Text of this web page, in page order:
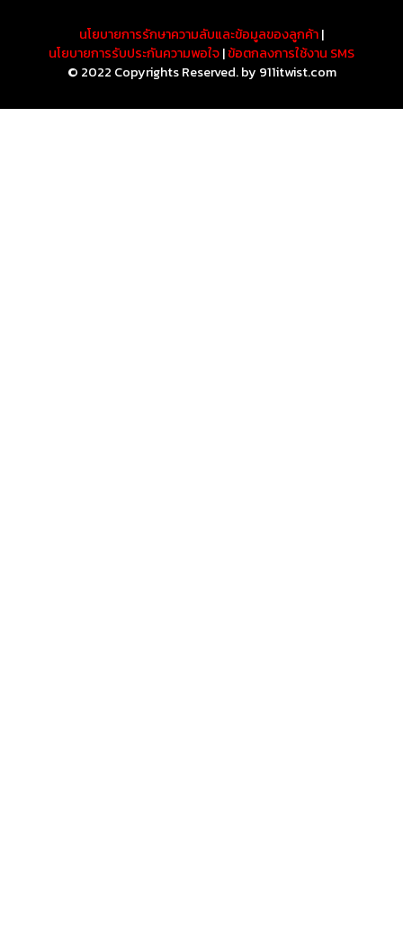
นโยบายการรักษาความลับและข้อมูลของลูกค้า|
นโยบายการรับประกันความพอใจ|ข้อตกลงการใช้งาน SMS
© 2022 Copyrights Reserved. by 911itwist.com